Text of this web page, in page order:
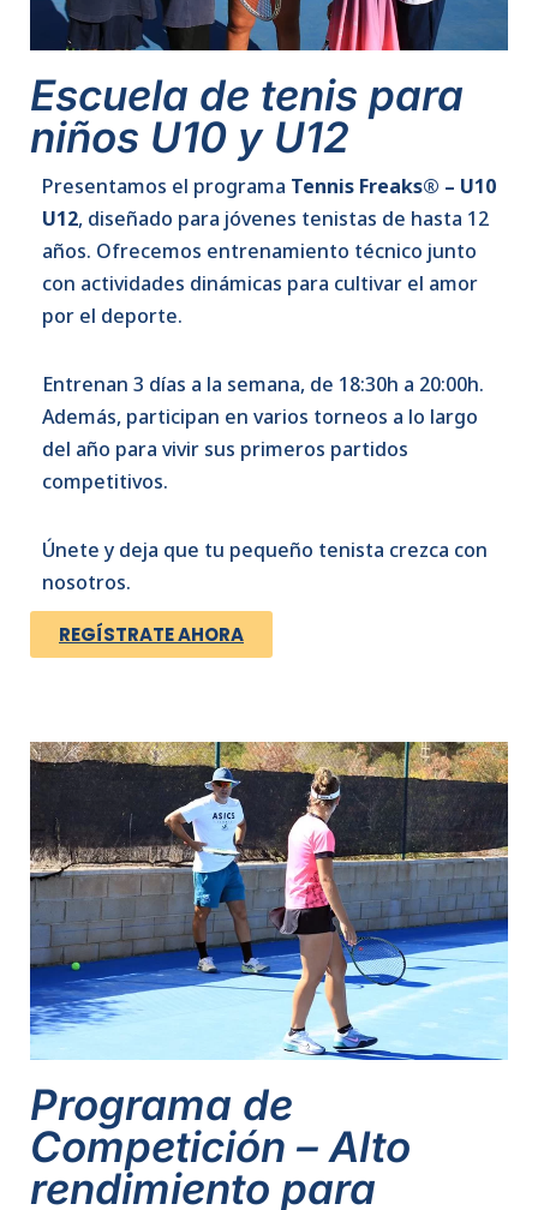
Escuela de tenis para
niños U10 y U12
Presentamos el programa Tennis Freaks® – U10
U12, diseñado para jóvenes tenistas de hasta 12
años. Ofrecemos entrenamiento técnico junto
con actividades dinámicas para cultivar el amor
por el deporte.
Entrenan 3 días a la semana, de 18:30h a 20:00h.
Además, participan en varios torneos a lo largo
del año para vivir sus primeros partidos
competitivos.
Únete y deja que tu pequeño tenista crezca con
nosotros.
REGÍSTRATE AHORA
Programa de
Competición – Alto
rendimiento para